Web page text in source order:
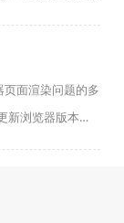
面渲染问题的多
新浏览器版本